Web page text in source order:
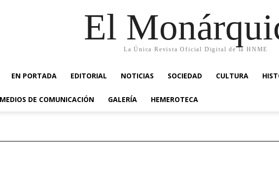
El
La Única Revista Oficial Digital de la HNME
EN PORTADA EDITORIAL NOTICIAS SOCIEDAD CULTURA
DE COMUNICACIÓN GALERÍA HEMEROTECA